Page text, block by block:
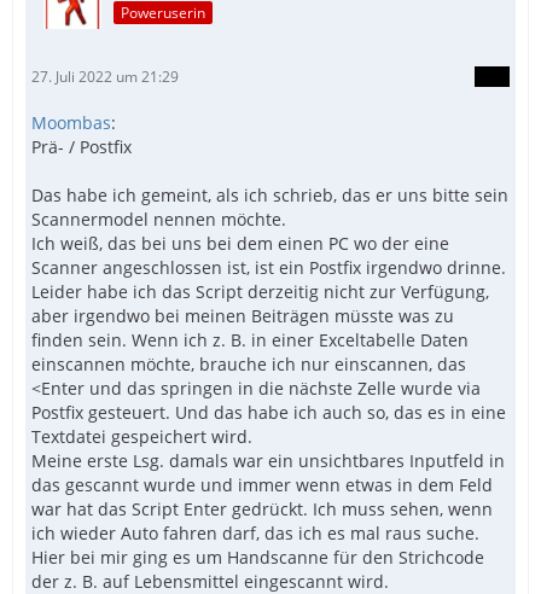
Poweruserin
27. Juli 2022 um 21:29
Moombas:
Prä- / Postfix
Das habe ich gemeint, als ich schrieb, das er uns bitte sein
Scannermodel nennen möchte.
Ich weiß, das bei uns bei dem einen PC wo der eine
Scanner angeschlossen ist, ist ein Postfix irgendwo drinne.
Leider habe ich das Script derzeitig nicht zur Verfügung,
aber irgendwo bei meinen Beiträgen müsste was zu
finden sein. Wenn ich z. B. in einer Exceltabelle Daten
einscannen möchte, brauche ich nur einscannen, das
<Enter und das springen in die nächste Zelle wurde via
Postfix gesteuert. Und das habe ich auch so, das es in eine
Textdatei gespeichert wird.
Meine erste Lsg. damals war ein unsichtbares Inputfeld in
das gescannt wurde und immer wenn etwas in dem Feld
war hat das Script Enter gedrückt. Ich muss sehen, wenn
ich wieder Auto fahren darf, das ich es mal raus suche.
Hier bei mir ging es um Handscanne für den Strichcode
der z. B. auf Lebensmittel eingescannt wird.